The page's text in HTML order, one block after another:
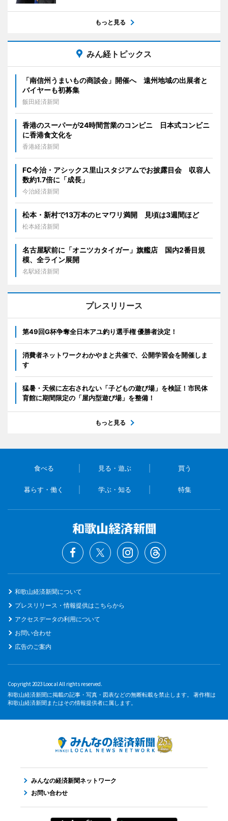
もっと見る
みん経トピックス
「南信州うまいもの商談会」開催へ 遠州地域の出展者と
バイヤーも初募集
飯田経済新聞
香港のスーパーが24時間営業のコンビニ 日本式コンビニ
に香港食文化を
香港経済新聞
FC今治・アシックス里山スタジアムでお披露目会 収容人
数約1.7倍に「成長」
今治経済新聞
松本・新村で13万本のヒマワリ満開 見頃は3週間ほど
松本経済新聞
名古屋駅前に「オニツカタイガー」旗艦店 国内2番目規
模、全ライン展開
名駅経済新聞
プレスリリース
第49回G杯争奪全日本アユ釣り選手権 優勝者決定！
消費者ネットワークわかやまと共催で、公開学習会を開催しま
す
猛暑・天候に左右されない「子どもの遊び場」を検証！市民体
育館に期間限定の「屋内型遊び場」を整備！
もっと見る
食べる 見る・遊ぶ 買う
暮らす・働く 学ぶ・知る 特集
和歌山経済新聞について
プレスリリース・情報提供はこちらから
アクセスデータの利用について
お問い合わせ
広告のご案内
Copyright 2023 Loocal All rights reserved.
和歌山経済新聞に掲載の記事・写真・図表などの無断転載を禁止します。 著作権は
和歌山経済新聞またはその情報提供者に属します。
みんなの経済新聞ネットワーク
お問い合わせ